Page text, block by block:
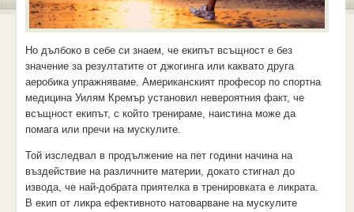
Но дълбоко в себе си знаем, че екипът всъщност е без
значение за резултатите от джогинга или каквато друга
аеробика упражняваме. Американският професор по спортна
медицина Уилям Кремър установил невероятния факт, че
всъщност екипът, с който тренираме, наистина може да
помага или пречи на мускулите.
Той изследвал в продължение на пет години начина на
въздействие на различните материи, докато стигнал до
извода, че най-добрата приятелка в тренировката е ликрата.
В екип от ликра ефективното натоварване на мускулите